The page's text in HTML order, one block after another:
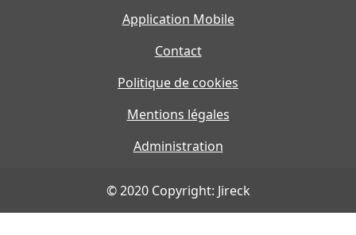
Application Mobile
Contact
Politique de cookies
Mentions légales
Administration
© 2020 Copyright: Jireck